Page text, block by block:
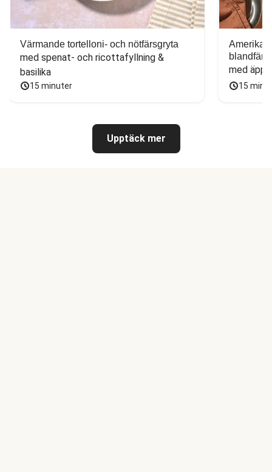
Värmande tortelloni- och nötfärsgryta
med spenat- och ricottafyllning &
basilika
15 minuter
blandfärs
med
15
Upptäck mer